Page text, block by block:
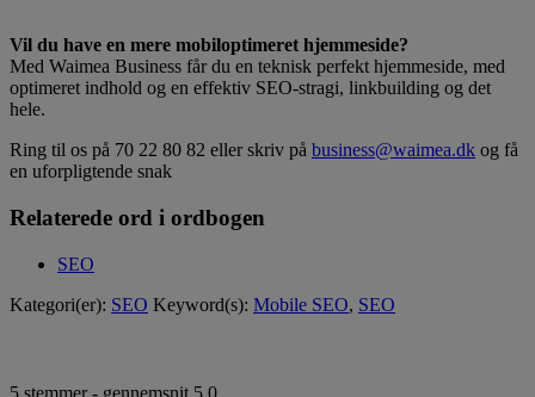
Vil du have en mere mobiloptimeret hjemmeside?
Med Waimea Business får du en teknisk perfekt hjemmeside, med
optimeret indhold og en effektiv SEO-stragi, linkbuilding og det
hele.
Ring til os på 70 22 80 82 eller skriv på business@waimea.dk og få
en uforpligtende snak
Relaterede ord i ordbogen
SEO
Kategori(er): SEO Keyword(s): Mobile SEO, SEO
5 stemmer - gennemsnit 5,0